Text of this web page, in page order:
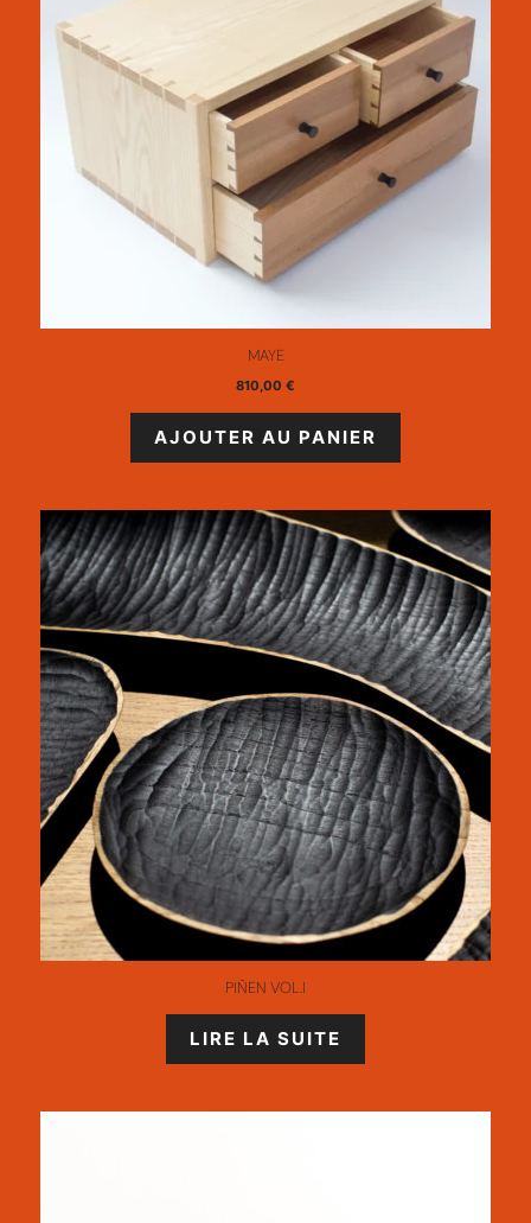
MAYE
810,00 €
AJOUTER AU PANIER
PIÑEN VOL.I
LIRE LA SUITE